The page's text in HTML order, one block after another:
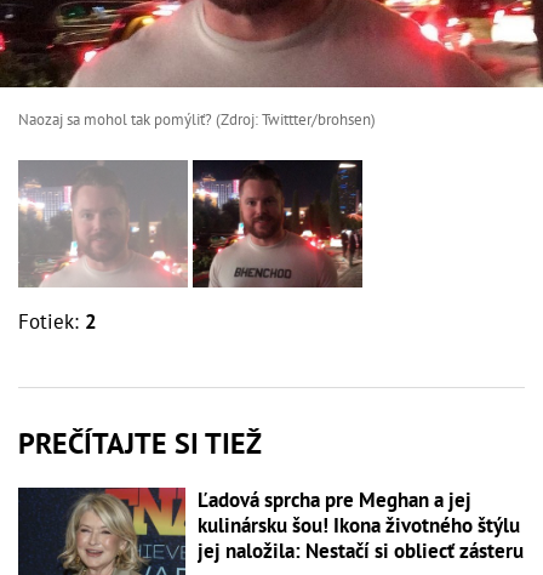
Naozaj sa mohol tak pomýliť? (Zdroj: Twittter/brohsen)
Fotiek: 2
PREČÍTAJTE SI TIEŽ
Ľadová sprcha pre Meghan a jej
kulinársku šou! Ikona životného štýlu
jej naložila: Nestačí si obliecť zásteru